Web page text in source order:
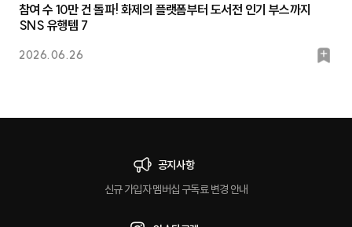
2026.06.26
북
참여 수 10만 건 돌파! 화제의 플랫폼부터 도서전 인기 부스까지
SNS 유행템 7
공지사항
신규 가입자 멤버십 구독료 변경 안내